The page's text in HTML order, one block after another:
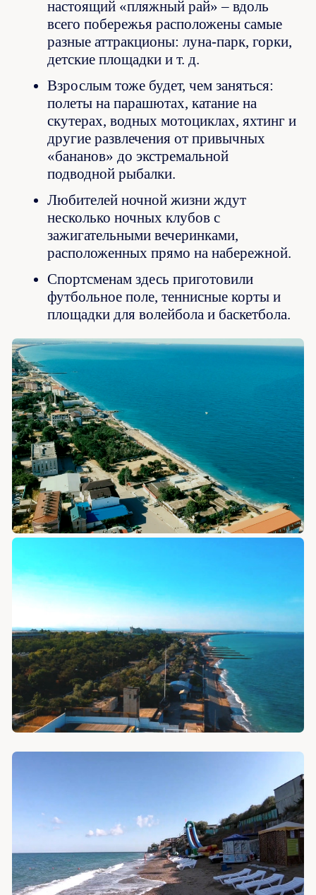
настоящий «пляжный рай» – вдоль
всего побережья расположены самые
разные аттракционы: луна-парк, горки,
детские площадки и т. д.
Взрослым тоже будет, чем заняться:
полеты на парашютах, катание на
скутерах, водных мотоциклах, яхтинг и
другие развлечения от привычных
«бананов» до экстремальной
подводной рыбалки.
Любителей ночной жизни ждут
несколько ночных клубов с
зажигательными вечеринками,
расположенных прямо на набережной.
Спортсменам здесь приготовили
футбольное поле, теннисные корты и
площадки для волейбола и баскетбола.